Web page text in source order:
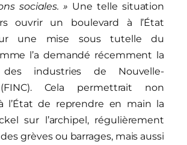
sociales. » Une telle situation
ouvrir un boulevard à l’État
une mise sous tutelle du
l’a demandé récemment la
des industries de Nouvelle-
Cela permettrait non
l’État de reprendre en main la
sur l’archipel, régulièrement
grèves ou barrages, mais aussi